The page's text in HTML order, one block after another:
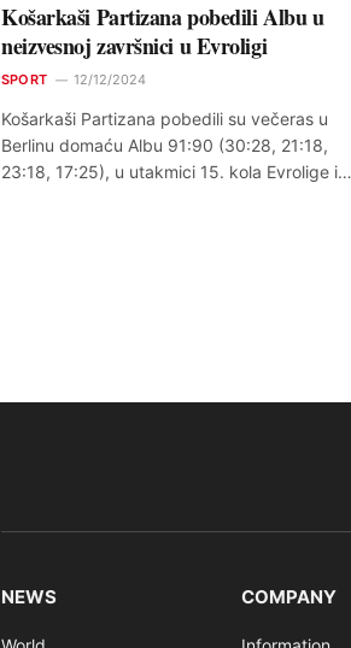
Košarkaši Partizana pobedili Albu u
neizvesnoj završnici u Evroligi
SPORT 12/12/2024
Košarkaši Partizana pobedili su večeras u
Berlinu domaću Albu 91:90 (30:28, 21:18,
23:18, 17:25), u utakmici 15. kola Evrolige i…
NEWS COMPANY